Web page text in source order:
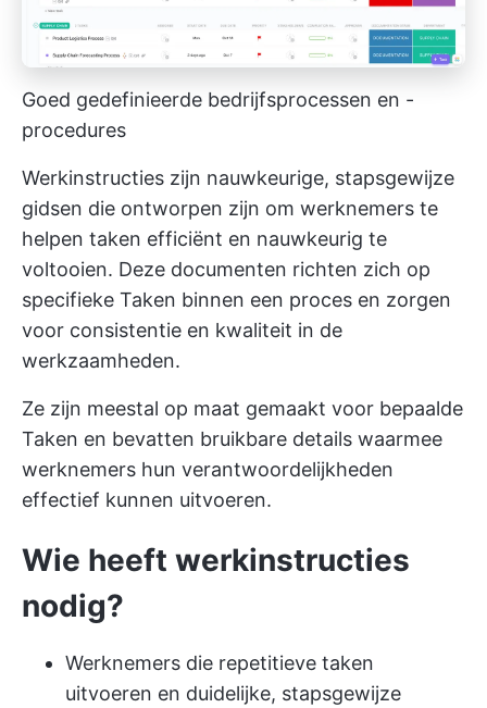
Goed gedefinieerde bedrijfsprocessen en -
procedures
Werkinstructies zijn nauwkeurige, stapsgewijze
gidsen die ontworpen zijn om werknemers te
helpen taken efficiënt en nauwkeurig te
voltooien. Deze documenten richten zich op
specifieke Taken binnen een proces en zorgen
voor consistentie en kwaliteit in de
werkzaamheden.
Ze zijn meestal op maat gemaakt voor bepaalde
Taken en bevatten bruikbare details waarmee
werknemers hun verantwoordelijkheden
effectief kunnen uitvoeren.
Wie heeft werkinstructies
nodig?
Werknemers die repetitieve taken
uitvoeren en duidelijke, stapsgewijze